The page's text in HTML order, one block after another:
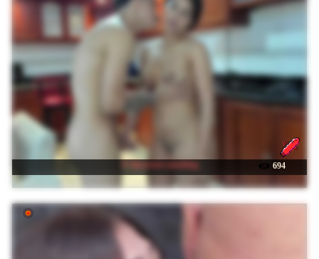
☉ thesecret-coocking 694